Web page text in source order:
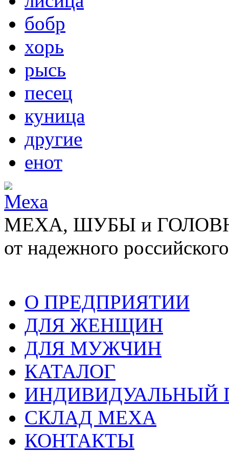
бобр
хорь
рысь
песец
куница
другие
енот
МЕХА, ШУБЫ и
от надежного
О ПРЕДПРИЯТИИ
ДЛЯ ЖЕНЩИН
ДЛЯ МУЖЧИН
КАТАЛОГ
ИНДИВИДУАЛЬНЫЙ
СКЛАД МЕХА
КОНТАКТЫ